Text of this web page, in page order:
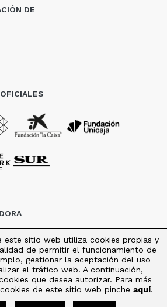
DE
este sitio web utiliza cookies propias y
de permitir el funcionamiento de
gestionar la aceptación del uso
el tráfico web. A continuación,
que desea autorizar. Para más
de este sitio web pinche aquí.